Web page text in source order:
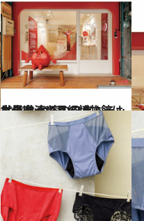
2024.3.12
世界唯一の月経博物館はなぜ台湾に？ フェムテック先進 台湾のいま
ビューティ＆ヘルス